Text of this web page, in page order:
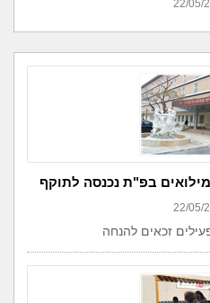
22/05/
בפ"ת נכנסה לתוקף
22/05/
זכאים להנחה